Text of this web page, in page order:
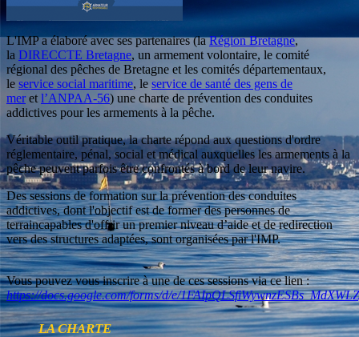
L'IMP a élaboré avec ses partenaires (laRégion Bretagne,
la DIRECCTE Bretagne, un armement volontaire, le comité
régional des pêches de Bretagne et les comités départementaux,
le service social maritime, le service de santé des gens de
mer et l’ANPAA-56) une charte de prévention des conduites
addictives pour les armements à la pêche.
Véritable outil pratique, la charte répond aux questions d'ordre
réglementaire, pénal, social et médical auxquelles les armements à la
pêche peuvent parfois être confrontés à bord de leur navire.
Des sessions de formation sur la prévention des conduites
addictives, dont l'objectif est de former des personnes de
terraincapables d'offrir un premier niveau d’aide et de redirection
vers des structures adaptées, sont organisées par l'IMP.
Vous pouvez vous inscrire à une de ces sessions via ce lien :
https://docs.google.com/forms/d/e/
LA CHARTE